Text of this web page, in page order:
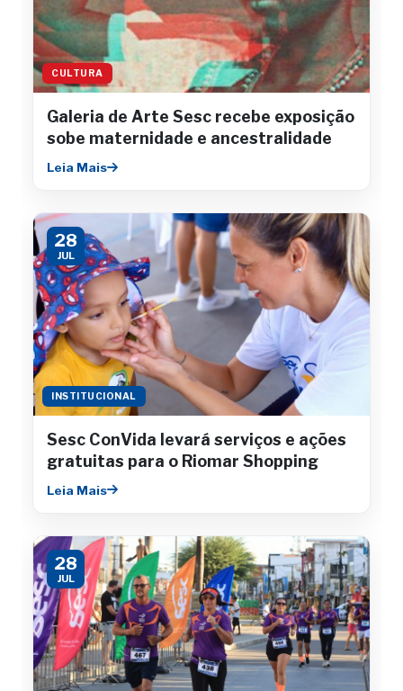
CULTURA
Galeria de Arte Sesc recebe exposição
sobe maternidade e ancestralidade
Leia Mais
28
JUL
INSTITUCIONAL
Sesc ConVida levará serviços e ações
gratuitas para o Riomar Shopping
Leia Mais
28
JUL